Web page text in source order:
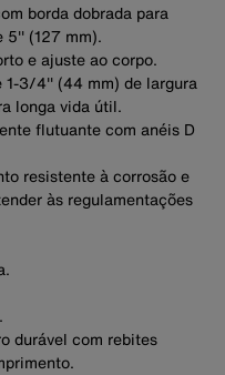
borda dobrada para
5'' (127 mm).
e ajuste ao corpo.
3/4'' (44 mm) de largura
longa vida útil.
flutuante com anéis D
resistente à corrosão e
às regulamentações
durável com rebites